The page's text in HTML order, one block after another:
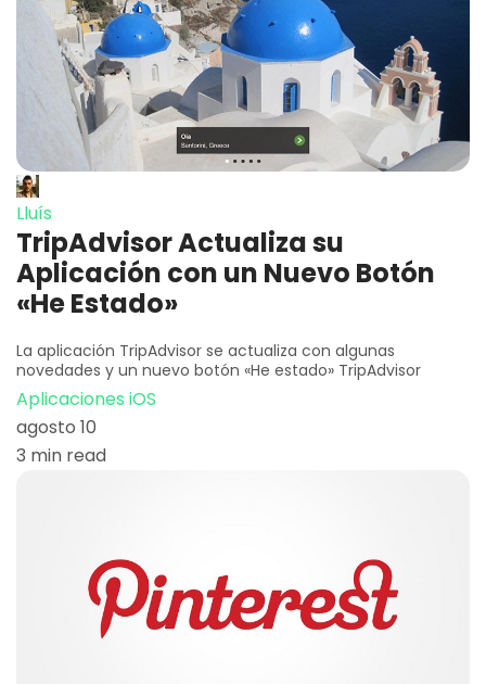
Lluís
TripAdvisor Actualiza su
Aplicación con un Nuevo Botón
«He Estado»
La aplicación TripAdvisor se actualiza con algunas
novedades y un nuevo botón «He estado» TripAdvisor
Aplicaciones iOS
agosto 10
3 min read